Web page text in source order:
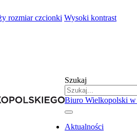
rozmiar czcionki Wysoki kontrast
Szukaj
Biuro Wielkopolski
Aktualności